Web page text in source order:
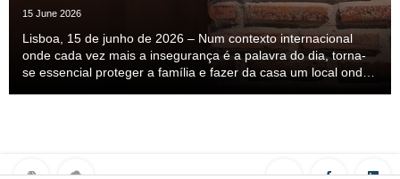
15 June 2026
Lisboa, 15 de junho de 2026 – Num contexto internacional
onde cada vez mais a insegurança é a palavra do dia, torna-
se essencial proteger a família e fazer da casa um local onde